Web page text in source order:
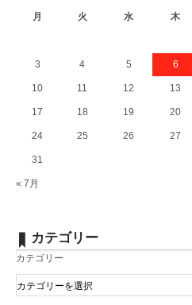
月 火 水 木
« 7月
3 4 5 6
10 11 12 13
17 18 19 20
24 25 26 27
31
カテゴリー
カテゴリー